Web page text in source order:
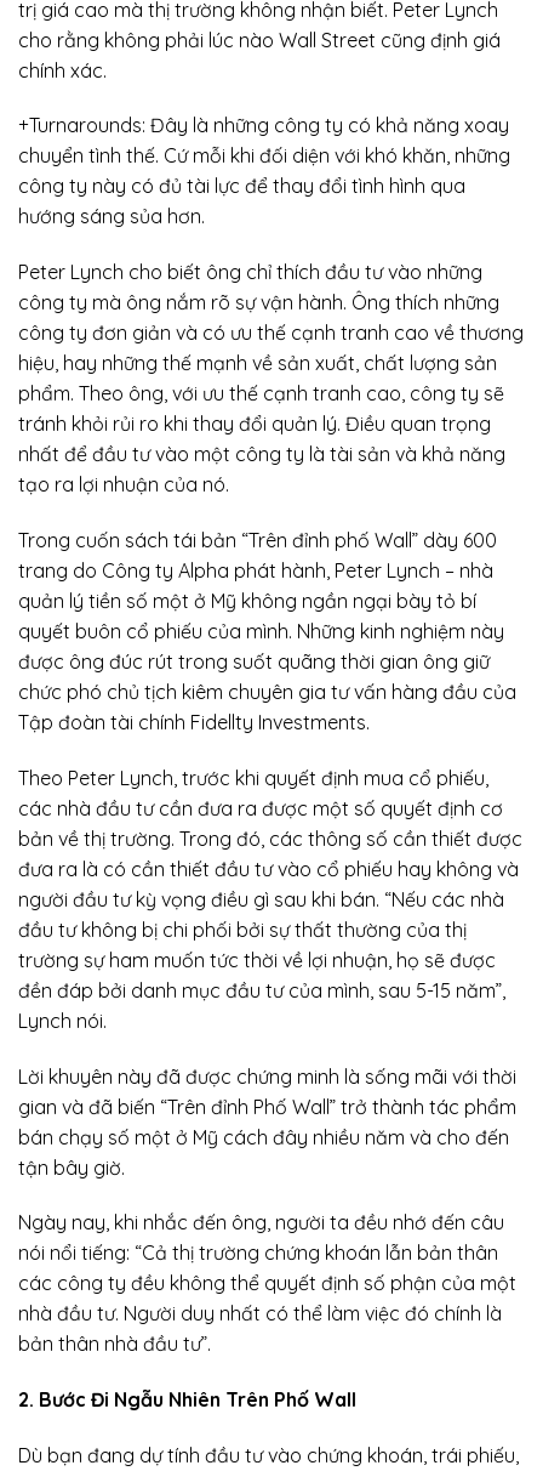
trị giá cao mà thị trường không nhận biết. Peter Lynch
cho rằng không phải lúc nào Wall Street cũng định giá
chính xác.
+Turnarounds: Đây là những công ty có khả năng xoay
chuyển tình thế. Cứ mỗi khi đối diện với khó khăn, những
công ty này có đủ tài lực để thay đổi tình hình qua
hướng sáng sủa hơn.
Peter Lynch cho biết ông chỉ thích đầu tư vào những
công ty mà ông nắm rõ sự vận hành. Ông thích những
công ty đơn giản và có ưu thế cạnh tranh cao về thương
hiệu, hay những thế mạnh về sản xuất, chất lượng sản
phẩm. Theo ông, với ưu thế cạnh tranh cao, công ty sẽ
tránh khỏi rủi ro khi thay đổi quản lý. Điều quan trọng
nhất để đầu tư vào một công ty là tài sản và khả năng
tạo ra lợi nhuận của nó.
Trong cuốn sách tái bản “Trên đỉnh phố Wall” dày 600
trang do Công ty Alpha phát hành, Peter Lynch – nhà
quản lý tiền số một ở Mỹ không ngần ngại bày tỏ bí
quyết buôn cổ phiếu của mình. Những kinh nghiệm này
được ông đúc rút trong suốt quãng thời gian ông giữ
chức phó chủ tịch kiêm chuyên gia tư vấn hàng đầu của
Tập đoàn tài chính Fidellty Investments.
Theo Peter Lynch, trước khi quyết định mua cổ phiếu,
các nhà đầu tư cần đưa ra được một số quyết định cơ
bản về thị trường. Trong đó, các thông số cần thiết được
đưa ra là có cần thiết đầu tư vào cổ phiếu hay không và
người đầu tư kỳ vọng điều gì sau khi bán. “Nếu các nhà
đầu tư không bị chi phối bởi sự thất thường của thị
trường sự ham muốn tức thời về lợi nhuận, họ sẽ được
đền đáp bởi danh mục đầu tư của mình, sau 5-15 năm”,
Lynch nói.
Lời khuyên này đã được chứng minh là sống mãi với thời
gian và đã biến “Trên đỉnh Phố Wall” trở thành tác phẩm
bán chạy số một ở Mỹ cách đây nhiều năm và cho đến
tận bây giờ.
Ngày nay, khi nhắc đến ông, người ta đều nhớ đến câu
nói nổi tiếng: “Cả thị trường chứng khoán lẫn bản thân
các công ty đều không thể quyết định số phận của một
nhà đầu tư. Người duy nhất có thể làm việc đó chính là
bản thân nhà đầu tư”.
2. Bước Đi Ngẫu Nhiên Trên Phố Wall
Dù bạn đang dự tính đầu tư vào chứng khoán, trái phiếu,